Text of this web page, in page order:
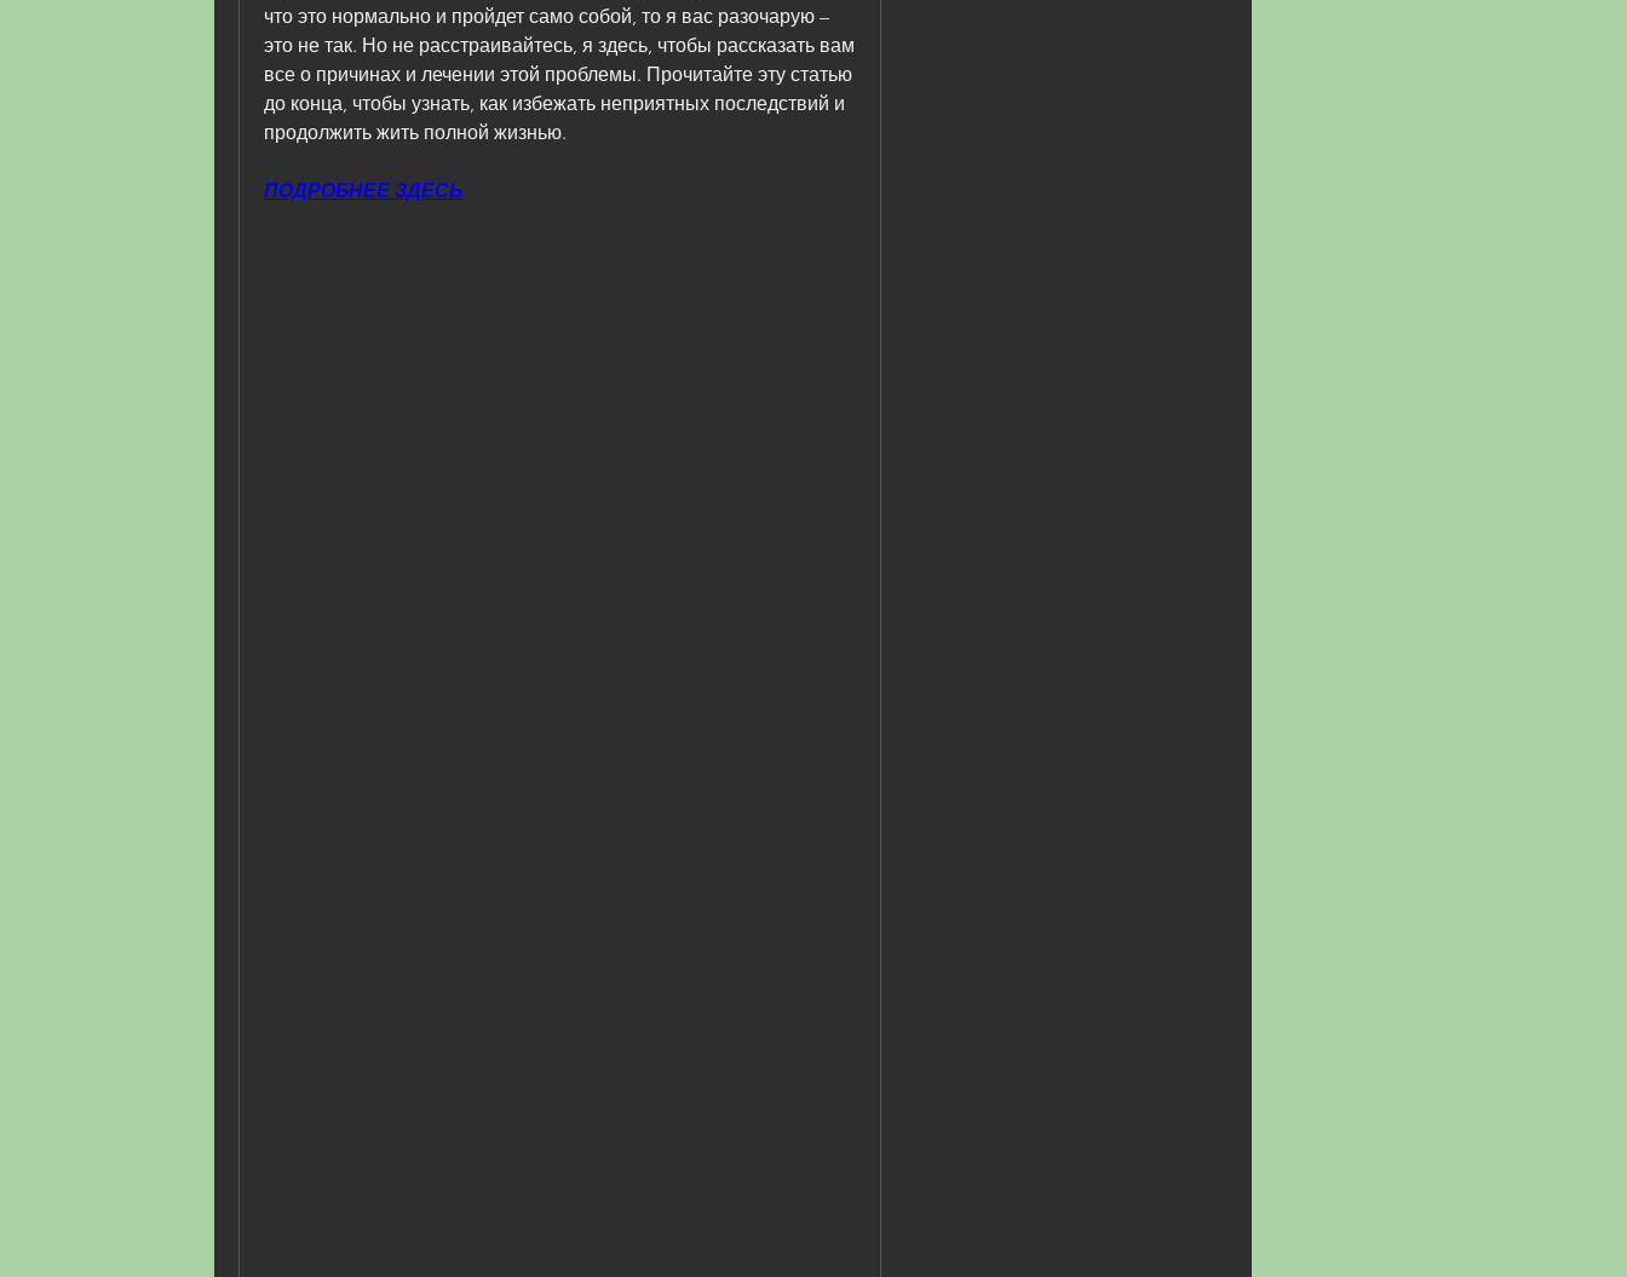
что это нормально и пройдет само собой, то я вас разочарую –
это не так. Но не расстраивайтесь, я здесь, чтобы рассказать вам
все о причинах и лечении этой проблемы. Прочитайте эту статью
до конца, чтобы узнать, как избежать неприятных последствий и
продолжить жить полной жизнью.
ПОДРОБНЕЕ ЗДЕСЬ